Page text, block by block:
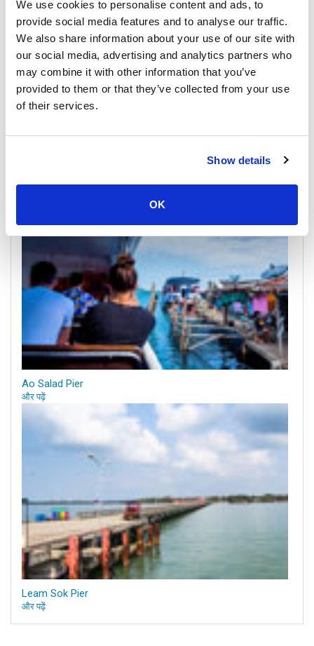
We use cookies to personalise content and ads, to
provide social media features and to analyse our traffic.
We also share information about your use of our site with
our social media, advertising and analytics partners who
may combine it with other information that you’ve
provided to them or that they’ve collected from your use
of their services.
Show details
OK
All Prices & Schedules
Ao Salad Pier
और पढ़ें
Leam Sok Pier
और पढ़ें